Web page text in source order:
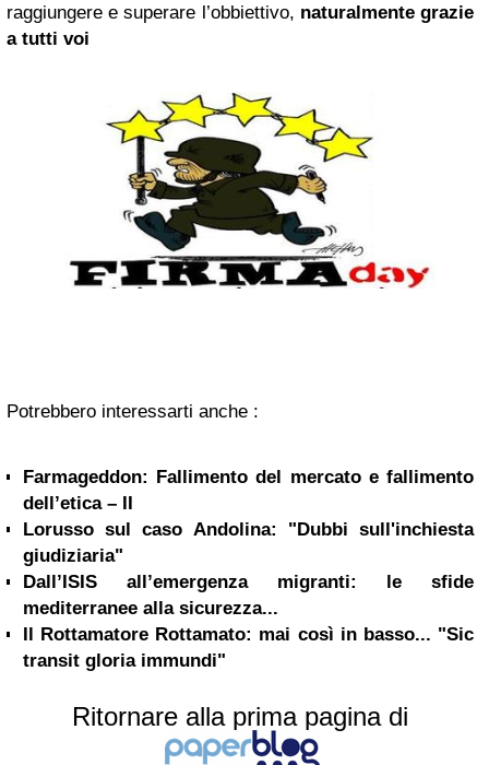
raggiungere e superare l’obbiettivo, naturalmente grazie
a tutti voi
Potrebbero interessarti anche :
Farmageddon: Fallimento del mercato e fallimento
dell’etica – II
Lorusso sul caso Andolina: "Dubbi sull'inchiesta
giudiziaria"
Dall’ISIS all’emergenza migranti: le sfide
mediterranee alla sicurezza...
Il Rottamatore Rottamato: mai così in basso... "Sic
transit gloria immundi"
Ritornare alla prima pagina di